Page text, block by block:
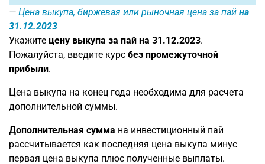
Цена выкупа, биржевая или рыночная цена за пай на
31.12.2023
Укажите цену выкупа за пай на 31.12.2023.
Пожалуйста, введите курс без промежуточной
прибыли.
Цена выкупа на конец года необходима для расчета
дополнительной суммы.
Дополнительная сумма на инвестиционный пай
рассчитывается как последняя цена выкупа минус
первая цена выкупа плюс полученные выплаты.